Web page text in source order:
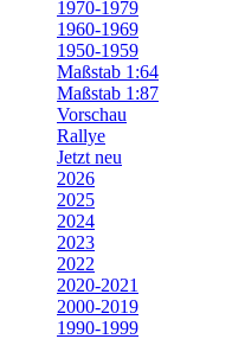
1970-1979
1960-1969
1950-1959
Maßstab 1:64
Maßstab 1:87
Vorschau
Rallye
Jetzt neu
2026
2025
2024
2023
2022
2020-2021
2000-2019
1990-1999